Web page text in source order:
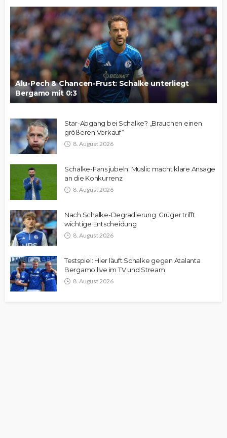
Alu-Pech & Chancen-Frust: Schalke unterliegt
Bergamo mit 0:3
Star-Abgang bei Schalke? „Brauchen einen
größeren Verkauf“
8. August 2026
Schalke-Fans jubeln: Muslic macht klare Ansage
an die Konkurrenz
8. August 2026
Nach Schalke-Degradierung: Grüger trifft
wichtige Entscheidung
8. August 2026
Testspiel: Hier läuft Schalke gegen Atalanta
Bergamo live im TV und Stream
8. August 2026